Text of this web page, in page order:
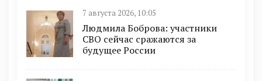
7 августа 2026, 10:05
Людмила Боброва: участники
СВО сейчас сражаются за
будущее России